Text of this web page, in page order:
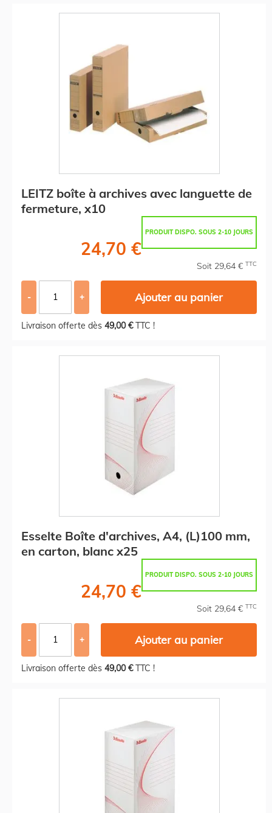
LEITZ boîte à archives avec languette de
fermeture, x10
PRODUIT DISPO. SOUS 2-10 JOURS
24,70 €
Soit 29,64 € TTC
- + Ajouter au panier
Livraison offerte dès 49,00 €TTC !
Esselte Boîte d'archives, A4, (L)100 mm,
en carton, blanc x25
PRODUIT DISPO. SOUS 2-10 JOURS
24,70 €
Soit 29,64 € TTC
- + Ajouter au panier
Livraison offerte dès 49,00 €TTC !